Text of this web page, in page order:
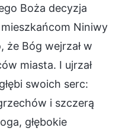
Boża decyzja
Niniwy
że Bóg wejrzał w
miasta. I ujrzał
swoich serc:
i szczerą
głębokie